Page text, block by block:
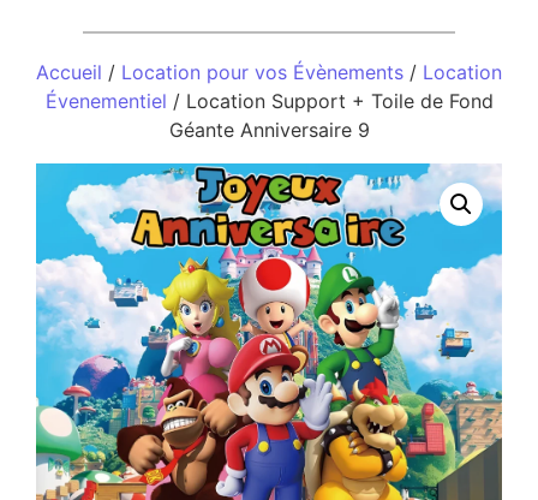
Accueil / Location pour vos Évènements / Location
Évenementiel / Location Support + Toile de Fond
Géante Anniversaire 9